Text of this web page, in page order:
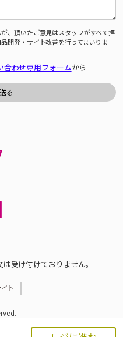
、頂いたご意見はスタッフがすべて拝
開発・サイト改善を行ってまいりま
合わせ専用フォームから
受け付けておりません。
イト